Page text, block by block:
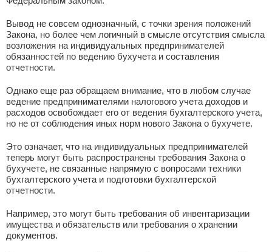
Вывод не совсем однозначный, с точки зрения положений
Закона, но более чем логичный в смысле отсутствия смысла
возложения на индивидуальных предпринимателей
обязанностей по ведению бухучета и составления
отчетности.
Однако еще раз обращаем внимание, что в любом случае
ведение предпринимателями налогового учета доходов и
расходов освобождает его от ведения бухгалтерского учета,
но не от соблюдения иных норм нового Закона о бухучете.
Это означает, что на индивидуальных предпринимателей
теперь могут быть распространены требования Закона о
бухучете, не связанные напрямую с вопросами техники
бухгалтерского учета и подготовки бухгалтерской
отчетности.
Например, это могут быть требования об инвентаризации
имущества и обязательств или требования о хранении
документов.